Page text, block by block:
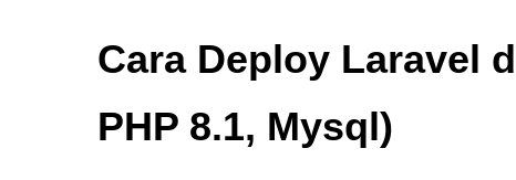
Cara Deploy Laravel
PHP 8.1, Mysql)